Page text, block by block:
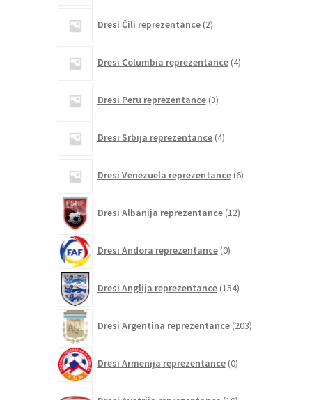
Dresi Čili reprezentance 2izdelka
Dresi Columbia reprezentance 4izdelki
Dresi Peru reprezentance 3izdelki
Dresi Srbija reprezentance 4izdelki
Dresi Venezuela reprezentance 6izdelkov
Dresi Albanija reprezentance 12izdelkov
Dresi Andora reprezentance 0izdelkov
Dresi Anglija reprezentance 154izdelkov
Dresi Argentina reprezentance 203izdelki
Dresi Armenija reprezentance 0izdelkov